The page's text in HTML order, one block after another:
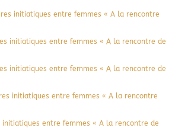
initiatiques entre femmes « A la rencontre
initiatiques entre femmes « A la rencontre de
initiatiques entre femmes « A la rencontre de
initiatiques entre femmes « A la rencontre
initiatiques entre femmes « A la rencontre de